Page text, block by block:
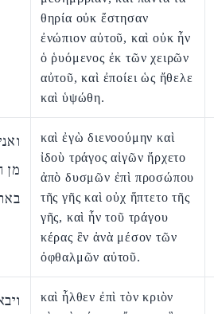
θηρία οὐκ ἔστησαν
ἐνώπιον αὐτοῦ, καὶ οὐκ ἦν
ὁ ῥυόμενος ἐκ τῶν χειρῶν
αὐτοῦ, καὶ ἐποίει ὡς ἤθελε
καὶ ὑψώθη.
מן
καὶ ἐγὼ διενοούμην καὶ
ἰδοὺ τράγος αἰγῶν ἤρχετο
ἀπὸ δυσμῶν ἐπὶ προσώπου
τῆς γῆς καὶ οὐχ ἥπτετο τῆς
γῆς, καὶ ἦν τοῦ τράγου
κέρας ἓν ἀνὰ μέσον τῶν
ὀφθαλμῶν αὐτοῦ.
καὶ ἦλθεν ἐπὶ τὸν κριὸν